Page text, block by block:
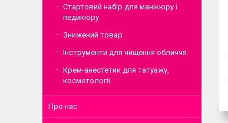
Стартовий набір для манікюру і
педикюру
Знижений товар
Інструменти для чищення обличчя.
Крем-анестетик для татуажу,
косметології.
Про нас